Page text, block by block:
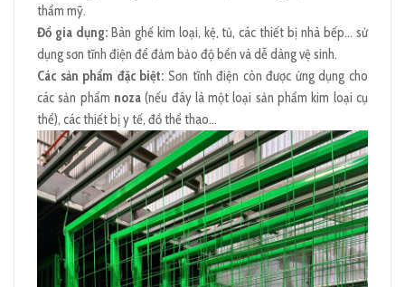
thẩm mỹ.
Đồ gia dụng:Bàn ghế kim loại, kệ, tủ, các thiết bị nhà bếp… sử
dụng sơn tĩnh điện để đảm bảo độ bền và dễ dàng vệ sinh.
Các sản phẩm đặc biệt: Sơn tĩnh điện còn được ứng dụng cho
các sản phẩm noza(nếu đây là một loại sản phẩm kim loại cụ
thể), các thiết bị y tế, đồ thể thao…